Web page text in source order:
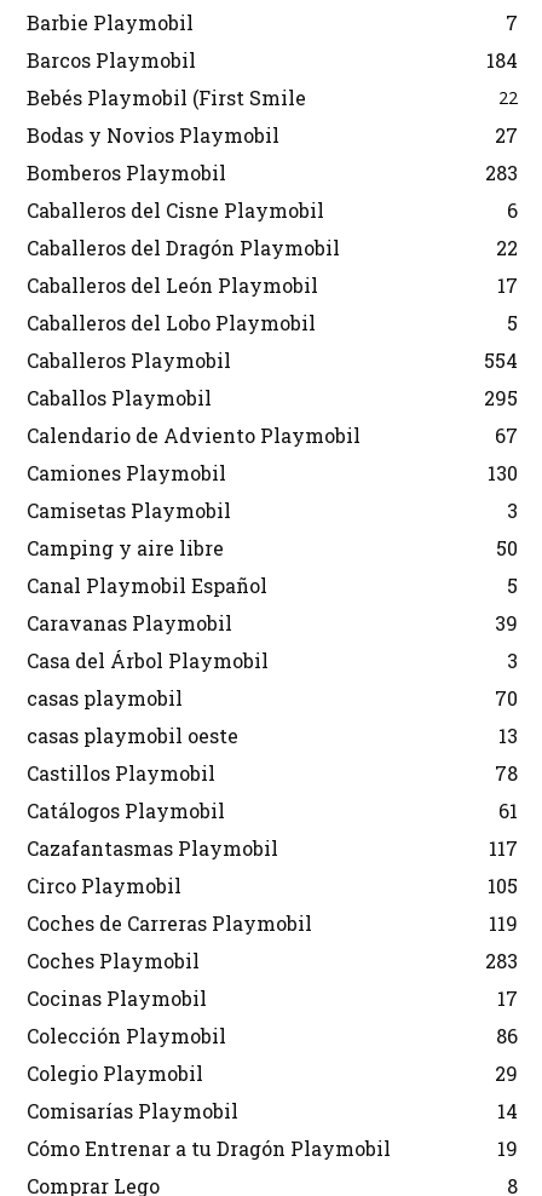
Barbie Playmobil
7
Barcos Playmobil
184
Bebés Playmobil (First Smile
22
Bodas y Novios Playmobil
27
Bomberos Playmobil
283
Caballeros del Cisne Playmobil
6
Caballeros del Dragón Playmobil
22
Caballeros del León Playmobil
17
Caballeros del Lobo Playmobil
5
Caballeros Playmobil
554
Caballos Playmobil
295
Calendario de Adviento Playmobil
67
Camiones Playmobil
130
Camisetas Playmobil
3
Camping y aire libre
50
Canal Playmobil Español
5
Caravanas Playmobil
39
Casa del Árbol Playmobil
3
casas playmobil
70
casas playmobil oeste
13
Castillos Playmobil
78
Catálogos Playmobil
61
Cazafantasmas Playmobil
117
Circo Playmobil
105
Coches de Carreras Playmobil
119
Coches Playmobil
283
Cocinas Playmobil
17
Colección Playmobil
86
Colegio Playmobil
29
Comisarías Playmobil
14
Cómo Entrenar a tu Dragón Playmobil
19
Comprar Lego
8